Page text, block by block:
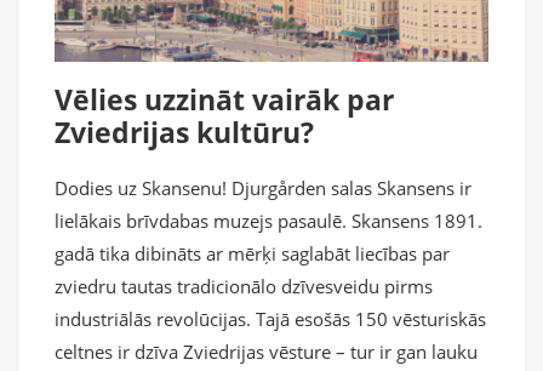
Vēlies uzzināt vairāk par
Zviedrijas kultūru?
Dodies uz Skansenu! Djurgården salas Skansens ir
lielākais brīvdabas muzejs pasaulē. Skansens 1891.
gadā tika dibināts ar mērķi saglabāt liecības par
zviedru tautas tradicionālo dzīvesveidu pirms
industriālās revolūcijas. Tajā esošās 150 vēsturiskās
celtnes ir dzīva Zviedrijas vēsture – tur ir gan lauku